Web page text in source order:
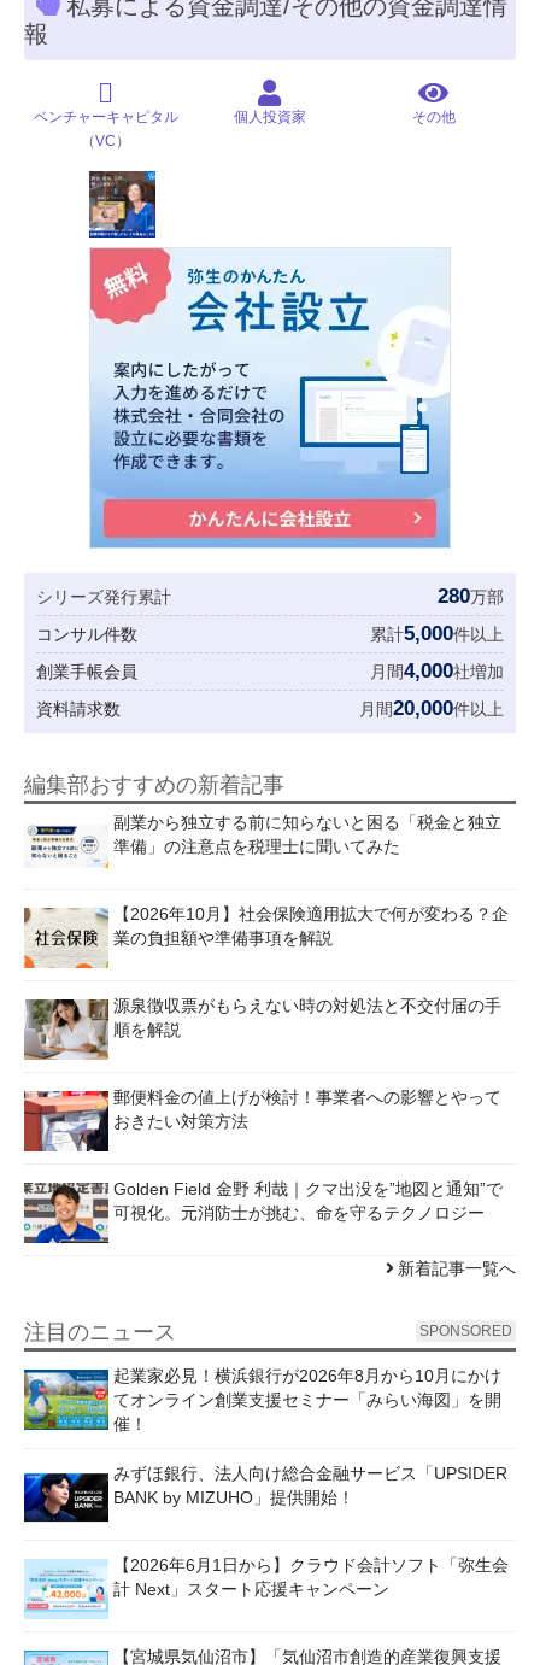
私募による資金調達/その他の資金調達情
報
ベンチャーキャピタル
（VC）
個人投資家 その他
シリーズ発行累計 280万部
コンサル件数
累計5,000件以上
創業手帳会員
月間4,000社増加
資料請求数
月間20,000件以上
編集部おすすめの新着記事
副業から独立する前に知らないと困る「税金と独立
準備」の注意点を税理士に聞いてみた
【2026年10月】社会保険適用拡大で何が変わる？企
業の負担額や準備事項を解説
源泉徴収票がもらえない時の対処法と不交付届の手
順を解説
郵便料金の値上げが検討！事業者への影響とやって
おきたい対策方法
Golden Field 金野 利哉｜クマ出没を”地図と通知”で
可視化。元消防士が挑む、命を守るテクノロジー
新着記事一覧へ
注目のニュース SPONSORED
起業家必見！横浜銀行が2026年8月から10月にかけ
てオンライン創業支援セミナー「みらい海図」を開
催！
みずほ銀行、法人向け総合金融サービス「UPSIDER
BANK by MIZUHO」提供開始！
【2026年6月1日から】クラウド会計ソフト「弥生会
計 Next」スタート応援キャンペーン
【宮城県気仙沼市】「気仙沼市創造的産業復興支援